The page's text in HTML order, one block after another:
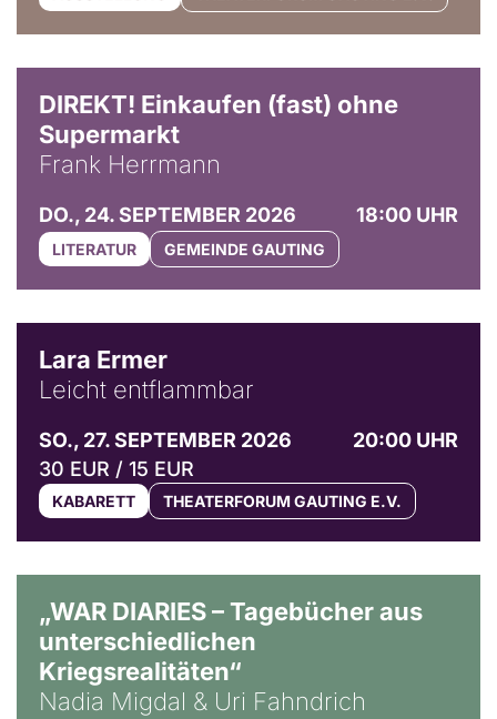
DIREKT! Einkaufen (fast) ohne
Supermarkt
Frank Herrmann
DO., 24. SEPTEMBER 2026 18:00 UHR
LITERATUR GEMEINDE GAUTING
Lara Ermer
Leicht entflammbar
SO., 27. SEPTEMBER 2026
20:00 UHR
30 EUR / 15 EUR
KABARETT THEATERFORUM GAUTING E.V.
„WAR DIARIES – Tagebücher aus
unterschiedlichen
Kriegsrealitäten“
Nadia Migdal & Uri Fahndrich